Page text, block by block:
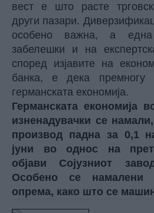
вест е што расте
други пазари.
особено важна, а
забелешки и на
според изјавите на
банка, е дека премногу
германската економија.
Германската економија
изненадувачки се
производ падна за 0,1
јуни во однос на
објави Сојузниот
Особено се намалени
опрема, како што се